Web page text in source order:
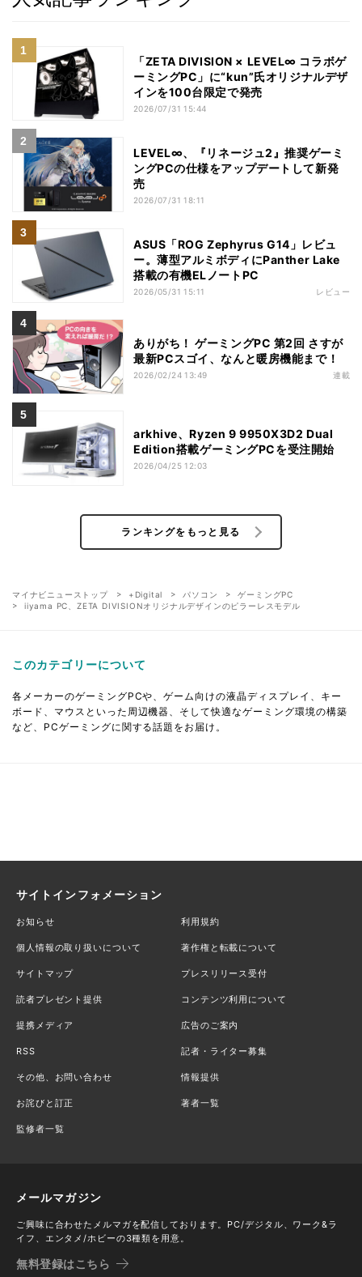
「ZETA DIVISION × LEVEL∞ コラボゲ
ーミングPC」に“kun”氏オリジナルデザ
インを100台限定で発売
2026/07/31 15:44
LEVEL∞、『リネージュ2』推奨ゲーミ
ングPCの仕様をアップデートして新発
売
2026/07/31 18:11
ASUS「ROG Zephyrus G14」レビュ
ー。薄型アルミボディにPanther Lake
搭載の有機ELノートPC
2026/05/31 15:11 レビュー
ありがち！ ゲーミングPC 第2回 さすが
最新PCスゴイ、なんと暖房機能まで！
2026/02/24 13:49 連載
arkhive、Ryzen 9 9950X3D2 Dual
Edition搭載ゲーミングPCを受注開始
2026/04/25 12:03
ランキングをもっと見る
マイナビニューストップ +Digital パソコン
ゲーミングPC
iiyama PC、ZETA DIVISIONオリジナルデザインのピラーレスモデル
このカテゴリーについて
各メーカーのゲーミングPCや、ゲーム向けの液晶ディスプレイ、キー
ボード、マウスといった周辺機器、そして快適なゲーミング環境の構築
など、PCゲーミングに関する話題をお届け。
サイトインフォメーション
お知らせ 利用規約
個人情報の取り扱いについて 著作権と転載について
サイトマップ プレスリリース受付
読者プレゼント提供 コンテンツ利用について
提携メディア 広告のご案内
RSS 記者・ライター募集
その他、お問い合わせ 情報提供
お詫びと訂正 著者一覧
監修者一覧
メールマガジン
ご興味に合わせたメルマガを配信しております。PC/デジタル、ワーク&ラ
イフ、エンタメ/ホビーの3種類を用意。
無料登録はこちら